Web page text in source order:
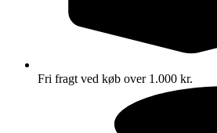
Fri fragt ved køb over 1.000 kr.